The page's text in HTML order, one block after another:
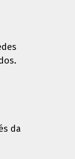
da